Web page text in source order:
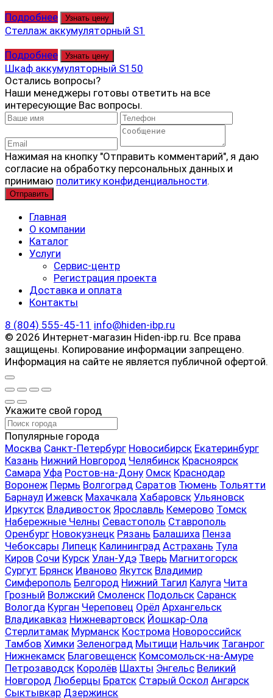
Подробнее
Узнать цену
Стеллаж аккумуляторный S1
Подробнее
Узнать цену
Шкаф аккумуляторный S150
Остались вопросы?
Наши менеджеры готовы ответить на все
интересующие Вас вопросы.
Нажимая на кнопку "Отправить комментарий", я даю
согласие на обработку персональных данных и
принимаю политику конфиденциальности.
Главная
О компании
Каталог
Услуги
Сервис-центр
Регистрация проекта
Доставка и оплата
Контакты
8 (804) 555-45-11 info@hiden-ibp.ru
© 2026 Интернет-магазин Hiden-ibp.ru. Все права
защищены. Копирование информации запрещено.
Информация на сайте не является публичной офертой.
Укажите свой город
Популярные города
Москва Санкт-Петербург Новосибирск Екатеринбург
Казань Нижний Новгород Челябинск Красноярск
Самара Уфа Ростов-на-Дону Омск Краснодар
Воронеж Пермь Волгоград Саратов Тюмень Тольятти
Барнаул Ижевск Махачкала Хабаровск Ульяновск
Иркутск Владивосток Ярославль Кемерово Томск
Набережные Челны Севастополь Ставрополь
Оренбург Новокузнецк Рязань Балашиха Пенза
Чебоксары Липецк Калининград Астрахань Тула
Киров Сочи Курск Улан-Удэ Тверь Магнитогорск
Сургут Брянск Иваново Якутск Владимир
Симферополь Белгород Нижний Тагил Калуга Чита
Грозный Волжский Смоленск Подольск Саранск
Вологда Курган Череповец Орёл Архангельск
Владикавказ Нижневартовск Йошкар-Ола
Стерлитамак Мурманск Кострома Новороссийск
Тамбов Химки Зеленоград Мытищи Нальчик Таганрог
Нижнекамск Благовещенск Комсомольск-на-Амуре
Петрозаводск Королёв Шахты Энгельс Великий
Новгород Люберцы Братск Старый Оскол Ангарск
Сыктывкар Дзержинск